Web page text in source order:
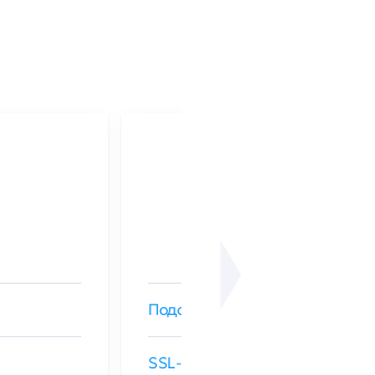
Подобрать SSL-сертификат
SSL-сертификаты GlobalSign